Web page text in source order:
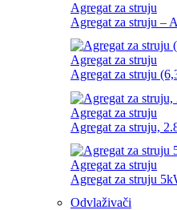
Agregat za struju
Agregat za struju –
Agregat za struju
Agregat za struju
Agregat za struju
Agregat za struju,
Agregat za struju
Agregat za struju
Odvlaživači